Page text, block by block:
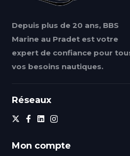
Depuis plus de 20 ans, BBS
Marine au Pradet est votre
expert de confiance pour
vos besoins nautiques.
Réseaux
Mon compte